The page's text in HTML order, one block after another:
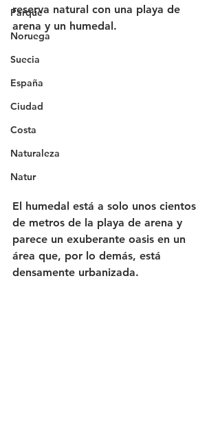
Parque
Noruega
Suecia
España
Ciudad
Costa
Naturaleza
Natur
reserva natural con una playa de
arena y un humedal.
El humedal está a solo unos cientos
de metros de la playa de arena y
parece un exuberante oasis en un
área que, por lo demás, está
densamente urbanizada.